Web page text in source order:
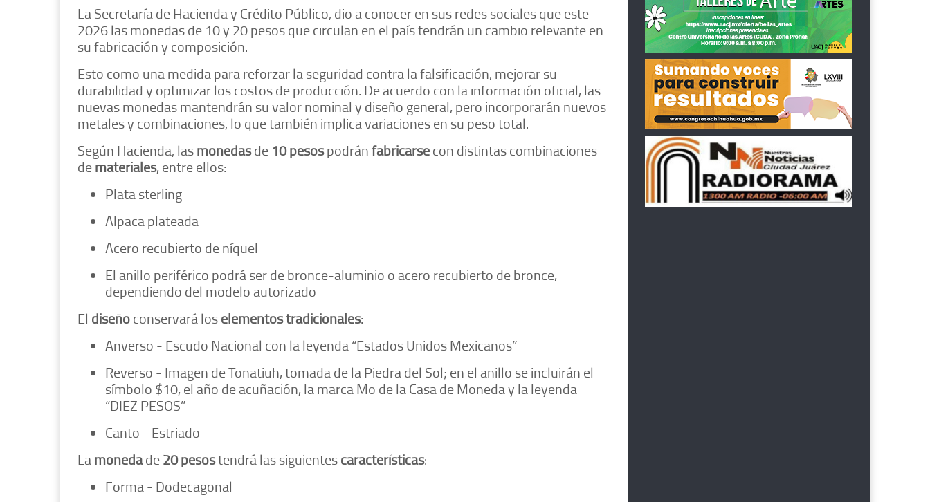
La Secretaría de Hacienda y Crédito Público, dio a conocer en sus redes sociales que este
2026 las monedas de 10 y 20 pesos que circulan en el país tendrán un cambio relevante en
su fabricación y composición.
Esto como una medida para reforzar la seguridad contra la falsificación, mejorar su
durabilidad y optimizar los costos de producción. De acuerdo con la información oficial, las
nuevas monedas mantendrán su valor nominal y diseño general, pero incorporarán nuevos
metales y combinaciones, lo que también implica variaciones en su peso total.
Según Hacienda, lasmonedasde 10 pesospodránfabricarsecon distintas combinaciones
demateriales, entre ellos:
Plata sterling
Alpaca plateada
Acero recubierto de níquel
El anillo periférico podrá ser de bronce-aluminio o acero recubierto de bronce,
dependiendo del modelo autorizado
El diseñoconservará loselementostradicionales:
Anverso - Escudo Nacional con la leyenda “Estados Unidos Mexicanos”
Reverso - Imagen de Tonatiuh, tomada de la Piedra del Sol; en el anillo se incluirán el
símbolo $10, el año de acuñación, la marca Mo de la Casa de Moneda y la leyenda
“DIEZ PESOS”
Canto - Estriado
Lamonedade20 pesostendrá las siguientescaracterísticas:
Forma - Dodecagonal